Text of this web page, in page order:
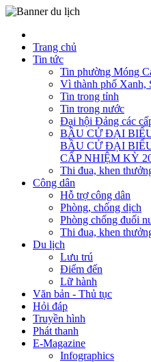
Trang chủ
Tin tức
Tin phường Móng
Vì thành phố Xanh,
Tin trong tỉnh
Tin trong nước
Đại hội Đảng các
BẦU CỬ ĐẠI
BẦU CỬ ĐẠI
CẤP NHIỆM KỲ
Thi đua, khen
Công dân
Hỗ trợ công dân
Phòng, chống dịch
Phòng chống đuối
Thi đua, khen
Du lịch
Lưu trú
Điểm đến
Lữ hành
Văn bản - Thủ tục
Hỏi đáp
Truyền hình
Phát thanh
E-Magazine
Infographics